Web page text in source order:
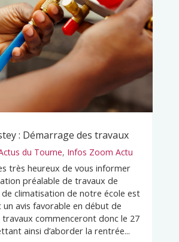
: Démarrage des travaux
du Tourne, Infos Zoom Actu
très heureux de vous informer
préalable de travaux de
climatisation de notre école est
un avis favorable en début de
travaux commenceront donc le 27
ainsi d’aborder la rentrée...